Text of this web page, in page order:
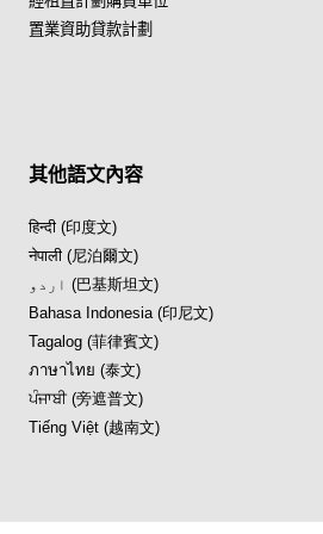
置業資助貸款計劃
其他語文內容
हिन्दी (印度文)
नेपाली (尼泊爾文)
اردو (巴基斯坦文)
Bahasa Indonesia (印尼文)
Tagalog (菲律賓文)
ภาษาไทย (泰文)
ਪੰਜਾਬੀ (旁遮普文)
Tiếng Việt (越南文)